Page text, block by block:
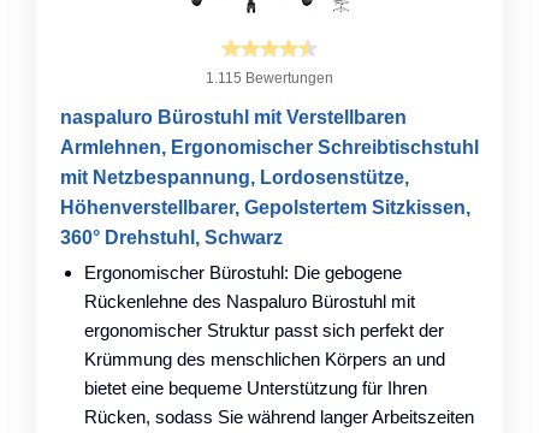
1.115 Bewertungen
naspaluro Bürostuhl mit Verstellbaren
Armlehnen, Ergonomischer Schreibtischstuhl
mit Netzbespannung, Lordosenstütze,
Höhenverstellbarer, Gepolstertem Sitzkissen,
360° Drehstuhl, Schwarz
Ergonomischer Bürostuhl: Die gebogene
Rückenlehne des Naspaluro Bürostuhl mit
ergonomischer Struktur passt sich perfekt der
Krümmung des menschlichen Körpers an und
bietet eine bequeme Unterstützung für Ihren
Rücken, sodass Sie während langer Arbeitszeiten